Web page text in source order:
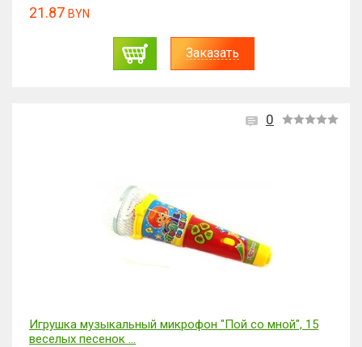
21.87 BYN
Заказать
0
Игрушка музыкальный микрофон "Пой со мной", 15
веселых песенок ...